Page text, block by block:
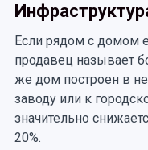
Если рядом с домом
продавец называет
же дом построен в
заводу или к
значительно
20%.